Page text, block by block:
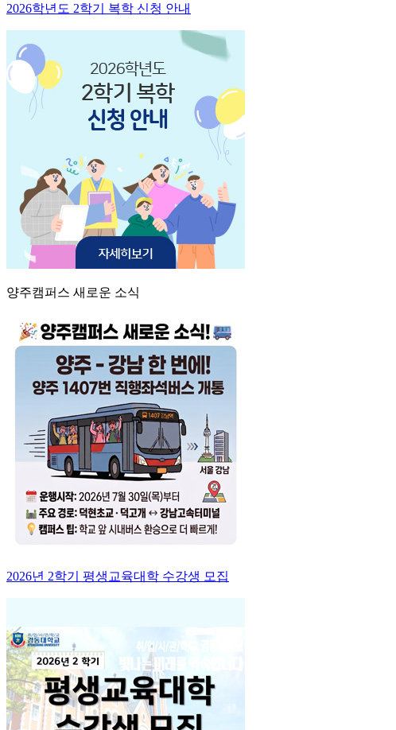
2026학년도 2학기 복학 신청 안내
양주캠퍼스 새로운 소식
2026년 2학기 평생교육대학 수강생 모집